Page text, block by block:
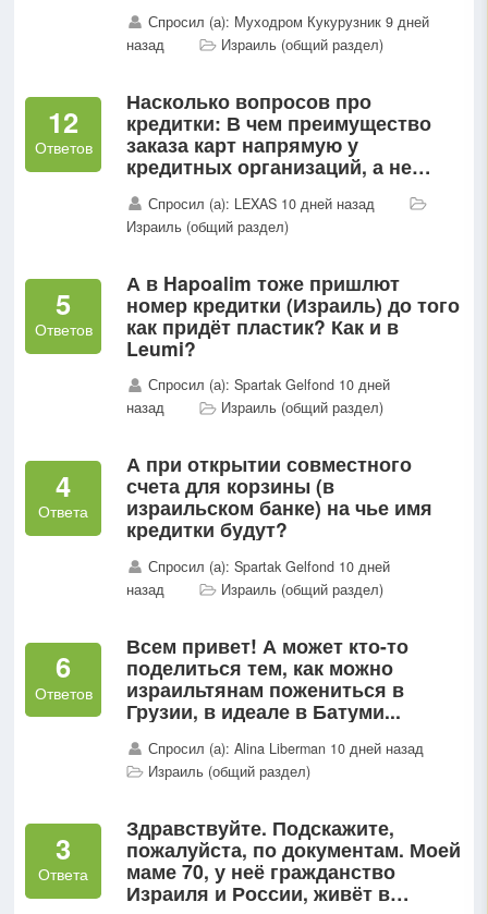
нужна ф5 с апостилем, вылет в
Израиль 2...
Спросил (а): Муходром Кукурузник 9 дней
назад
Израиль (общий раздел)
12
Ответов
Насколько вопросов про
кредитки: В чем преимущество
заказа карт напрямую у
кредитных организаций, а не
какие-то принципиальные
отличия этих КК?
Спросил (а): LEXAS 10 дней назад
Израиль (общий раздел)
5
Ответов
А в Hapoalim тоже пришлют
номер кредитки (Израиль) до того
как придёт пластик? Как и в
Leumi?
Спросил (а): Spartak Gelfond 10 дней
назад
Израиль (общий раздел)
4
Ответа
А при открытии совместного
счета для корзины (в
израильском банке) на чье имя
кредитки будут?
Спросил (а): Spartak Gelfond 10 дней
назад
Израиль (общий раздел)
6
Ответов
Всем привет! А может кто-то
поделиться тем, как можно
израильтянам пожениться в
Грузии, в идеале в Батуми...
Спросил (а): Alina Liberman 10 дней назад
Израиль (общий раздел)
3
Ответа
Здравствуйте. Подскажите,
пожалуйста, по документам. Моей
маме 70, у неё гражданство
Израиля и России, живёт в